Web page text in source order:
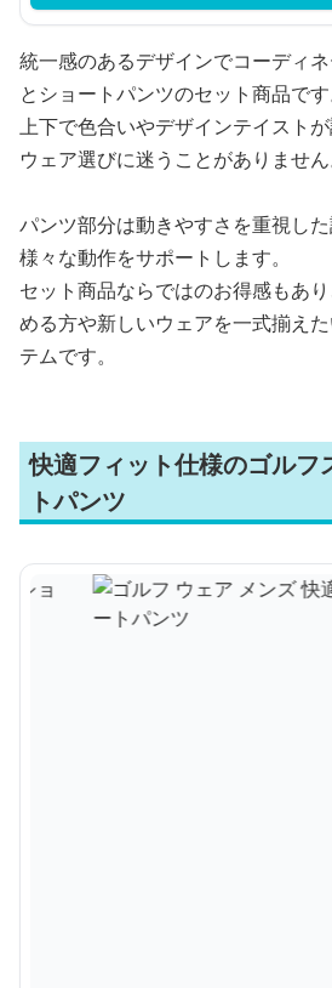
統一感のあるデザインでコーディ
とショートパンツのセット商品です
上下で色合いやデザインテイスト
ウェア選びに迷うことがありません
パンツ部分は動きやすさを重視し
様々な動作をサポートします。
セット商品ならではのお得感もあ
める方や新しいウェアを一式揃え
テムです。
快適フィット仕様のゴルフ
トパンツ